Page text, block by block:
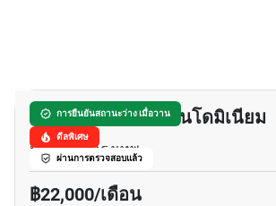
การยืนยันสถานะว่าง เมื่อวาน
ดีลพิเศษ
ผ่านการตรวจสอบแล้ว
วิทยุ คอมเพล็กซ์ คอนโดมิเนียม
มักกะสัน, กรุงเทพ
฿22,000/เดือน